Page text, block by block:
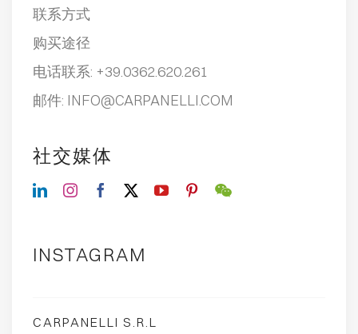
联系方式
购买途径
电话联系: +39.0362.620.261
邮件: INFO@CARPANELLI.COM
社交媒体
INSTAGRAM
CARPANELLI S.R.L